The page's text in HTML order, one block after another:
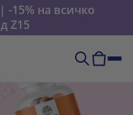
15% на всичко
Z15